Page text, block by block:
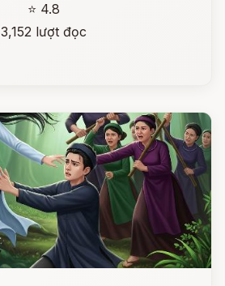
⭐ 4.8
3,152 lượt đọc